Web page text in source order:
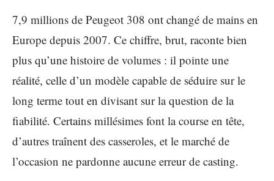
7,9 millions de Peugeot 308 ont changé de mains en
Europe depuis 2007. Ce chiffre, brut, raconte bien
plus qu’une histoire de volumes : il pointe une
réalité, celle d’un modèle capable de séduire sur le
long terme tout en divisant sur la question de la
fiabilité. Certains millésimes font la course en tête,
d’autres traînent des casseroles, et le marché de
l’occasion ne pardonne aucune erreur de casting.